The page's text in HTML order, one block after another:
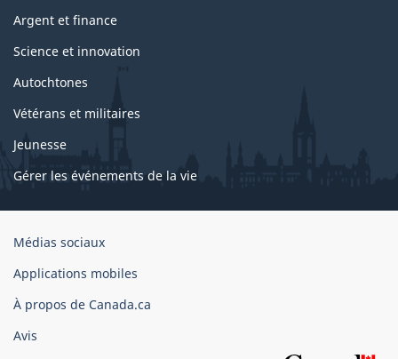
Argent et finance
Science et innovation
Autochtones
Vétérans et militaires
Jeunesse
Gérer les événements de la vie
Organisation
gouvernement
du
Canada
Médias sociaux
Applications mobiles
À propos de Canada.ca
Avis